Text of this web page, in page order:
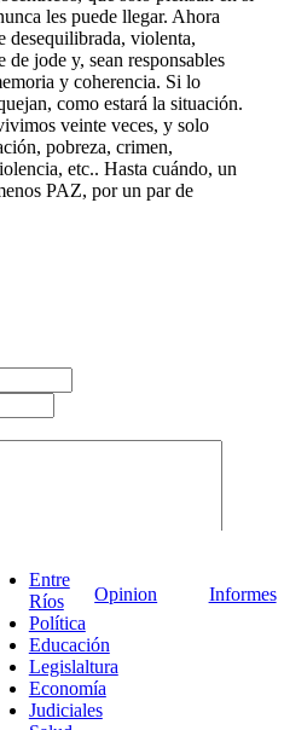
les puede llegar. Ahora
desequilibrada, violenta,
de jode y, sean responsables
y coherencia. Si lo
como estará la situación.
veinte veces, y solo
pobreza, crimen,
etc.. Hasta cuándo, un
PAZ, por un par de
Entre
Ríos
Política
Educación
Legislaltura
Economía
Judiciales
Opinion Informes